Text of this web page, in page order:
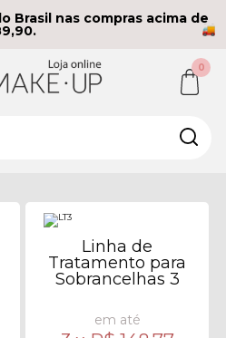
Brasil nas compras acima de
0
Linha de
Tratamento para
Sobrancelhas 3
em até